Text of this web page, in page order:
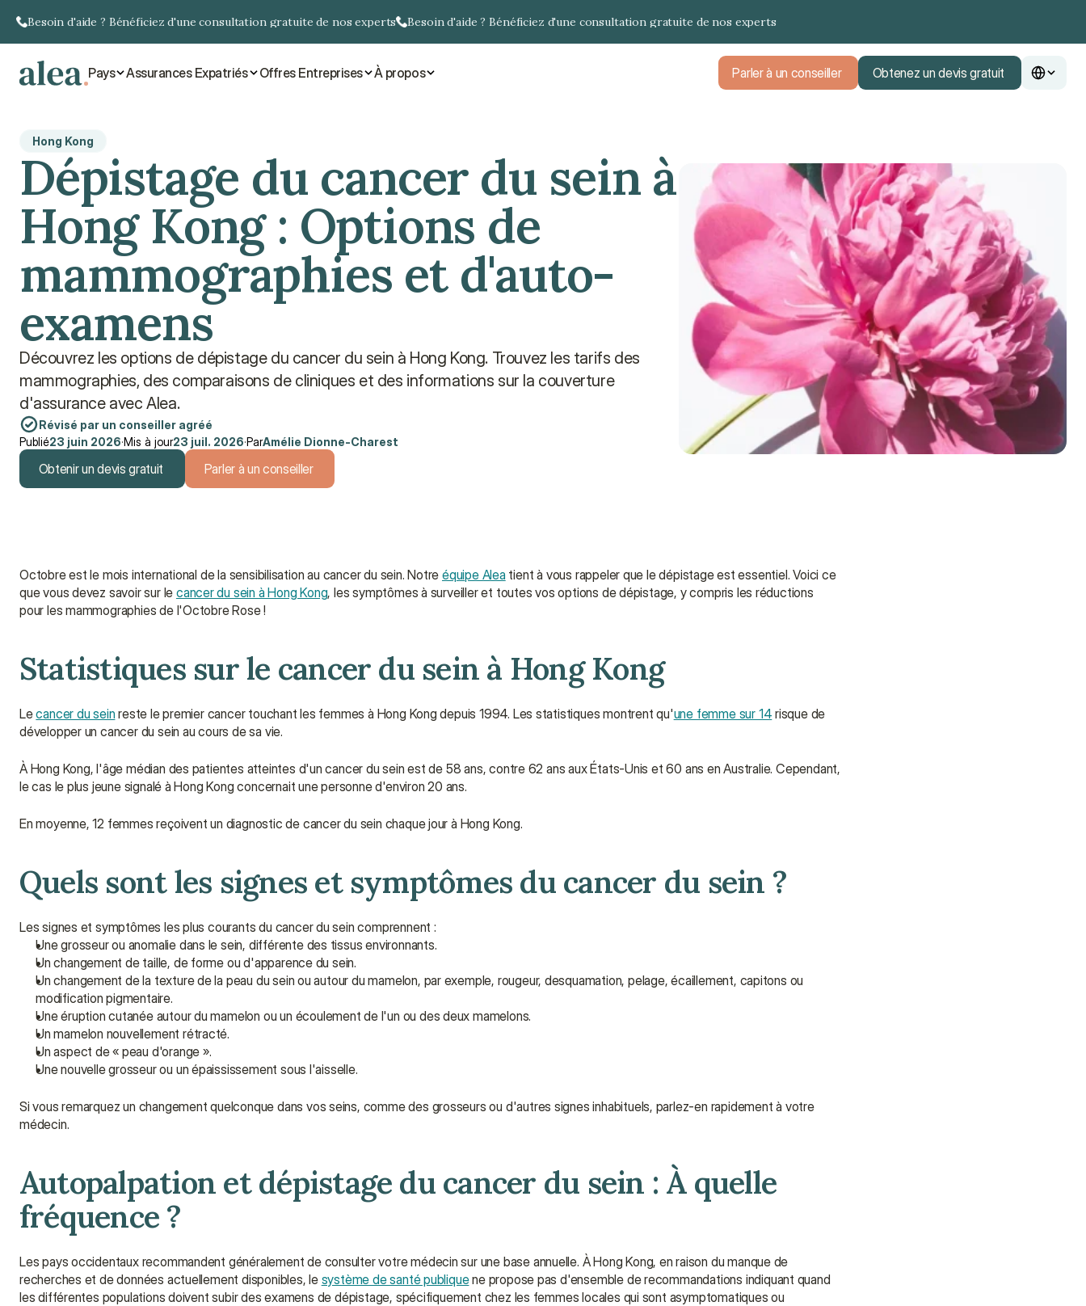
Besoin d'aide ? Bénéficiez d'une consultation gratuite de nos experts Besoin d'aide ? Bénéficiez d'une consultation gratuite de nos experts
Pays Assurances Expatriés Offres Entreprises À propos Parler à un conseiller Obtenez un devis gratuit
Hong Kong
Dépistage du cancer du sein à
Hong Kong : Options de
mammographies et d'auto-
examens
Découvrez les options de dépistage du cancer du sein à Hong Kong. Trouvez les tarifs des
mammographies, des comparaisons de cliniques et des informations sur la couverture
d'assurance avec Alea.
Révisé par un conseiller agréé
Publié23 juin 2026·Mis à jour23 juil. 2026·ParAmélie Dionne-Charest
Obtenir un devis gratuit Parler à un conseiller
Octobre est le mois international de la sensibilisation au cancer du sein. Notre équipe Alea tient à vous rappeler que le dépistage est essentiel. Voici ce
que vous devez savoir sur le cancer du sein à Hong Kong, les symptômes à surveiller et toutes vos options de dépistage, y compris les réductions
pour les mammographies de l'Octobre Rose !
Statistiques sur le cancer du sein à Hong Kong
Le cancer du sein reste le premier cancer touchant les femmes à Hong Kong depuis 1994. Les statistiques montrent qu'une femme sur 14 risque de
développer un cancer du sein au cours de sa vie.
À Hong Kong, l'âge médian des patientes atteintes d'un cancer du sein est de 58 ans, contre 62 ans aux États-Unis et 60 ans en Australie. Cependant,
le cas le plus jeune signalé à Hong Kong concernait une personne d'environ 20 ans.
En moyenne, 12 femmes reçoivent un diagnostic de cancer du sein chaque jour à Hong Kong.
Quels sont les signes et symptômes du cancer du sein ?
Les signes et symptômes les plus courants du cancer du sein comprennent :
Une grosseur ou anomalie dans le sein, différente des tissus environnants.
Un changement de taille, de forme ou d'apparence du sein.
Un changement de la texture de la peau du sein ou autour du mamelon, par exemple, rougeur, desquamation, pelage, écaillement, capitons ou
modification pigmentaire.
Une éruption cutanée autour du mamelon ou un écoulement de l'un ou des deux mamelons.
Un mamelon nouvellement rétracté.
Un aspect de « peau d'orange ».
Une nouvelle grosseur ou un épaississement sous l'aisselle.
Si vous remarquez un changement quelconque dans vos seins, comme des grosseurs ou d'autres signes inhabituels, parlez-en rapidement à votre
médecin.
Autopalpation et dépistage du cancer du sein : À quelle
fréquence ?
Les pays occidentaux recommandent généralement de consulter votre médecin sur une base annuelle. À Hong Kong, en raison du manque de
recherches et de données actuellement disponibles, le système de santé publique ne propose pas d'ensemble de recommandations indiquant quand
les différentes populations doivent subir des examens de dépistage, spécifiquement chez les femmes locales qui sont asymptomatiques ou